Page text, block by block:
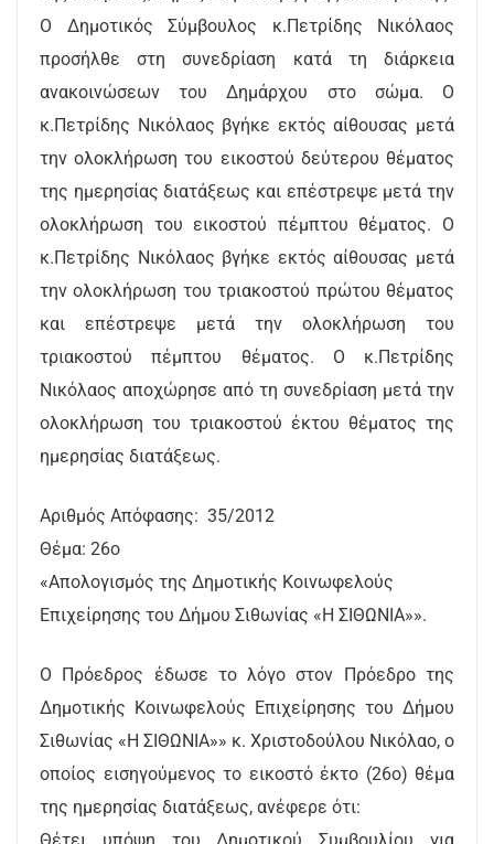
Ο Δημοτικός Σύμβουλος κ.Πετρίδης Νικόλαος
προσήλθε στη συνεδρίαση κατά τη διάρκεια
ανακοινώσεων του Δημάρχου στο σώμα. Ο
κ.Πετρίδης Νικόλαος βγήκε εκτός αίθουσας μετά
την ολοκλήρωση του εικοστού δεύτερου θέματος
της ημερησίας διατάξεως και επέστρεψε μετά την
ολοκλήρωση του εικοστού πέμπτου θέματος. Ο
κ.Πετρίδης Νικόλαος βγήκε εκτός αίθουσας μετά
την ολοκλήρωση του τριακοστού πρώτου θέματος
και επέστρεψε μετά την ολοκλήρωση του
τριακοστού πέμπτου θέματος. Ο κ.Πετρίδης
Νικόλαος αποχώρησε από τη συνεδρίαση μετά την
ολοκλήρωση του τριακοστού έκτου θέματος της
ημερησίας διατάξεως.
Αριθμός Απόφασης: 35/2012
Θέμα: 26ο
«Απολογισμός της Δημοτικής Κοινωφελούς
Επιχείρησης του Δήμου Σιθωνίας «Η ΣΙΘΩΝΙΑ»».
Ο Πρόεδρος έδωσε το λόγο στον Πρόεδρο της
Δημοτικής Κοινωφελούς Επιχείρησης του Δήμου
Σιθωνίας «Η ΣΙΘΩΝΙΑ»» κ. Χριστοδούλου Νικόλαο, ο
οποίος εισηγούμενος το εικοστό έκτο (26o) θέμα
της ημερησίας διατάξεως, ανέφερε ότι: